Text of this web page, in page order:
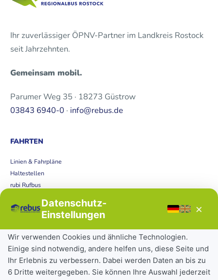
Ihr zuverlässiger ÖPNV-Partner im Landkreis Rostock
seit Jahrzehnten.
Gemeinsam mobil.
Parumer Weg 35 · 18273 Güstrow
03843 6940-0 · info@rebus.de
FAHRTEN
Linien & Fahrpläne
Haltestellen
rubi Rufbus
Störungen
Tickets & Tarife
Deutschlandticket
Schülerkarte
Einzeltickets
Datenschutz-
Einstellungen
×
Wir verwenden Cookies und ähnliche Technologien.
Einige sind notwendig, andere helfen uns, diese Seite und
Ihr Erlebnis zu verbessern. Dabei werden Daten an bis zu
6 Dritte weitergegeben. Sie können Ihre Auswahl jederzeit